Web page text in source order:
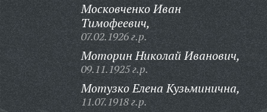
Московченко Иван
Тимофеевич,
07.02.1926 г.р.
Моторин Николай Иванович,
09.11.1925 г.р.
Мотузко Елена Кузьминична,
11.07.1918 г.р.